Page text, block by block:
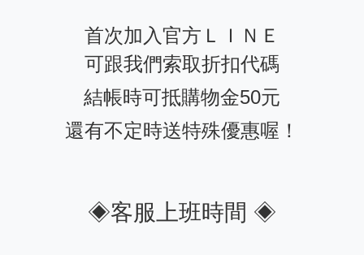
首次加入官方ＬＩＮＥ
可跟我們索取折扣代碼
結帳時可抵購物金50元
還有不定時送特殊優惠喔！
◈客服上班時間 ◈